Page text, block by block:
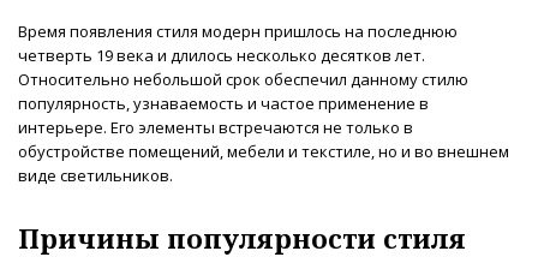
Время появления стиля модерн пришлось на последнюю
четверть 19 века и длилось несколько десятков лет.
Относительно небольшой срок обеспечил данному стилю
популярность, узнаваемость и частое применение в
интерьере. Его элементы встречаются не только в
обустройстве помещений, мебели и текстиле, но и во внешнем
виде светильников.
Причины популярности стиля